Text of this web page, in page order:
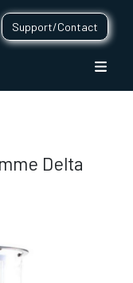
Support/Contact
Delta